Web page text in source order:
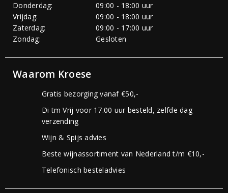
Donderdag:
09:00 - 18:00 uur
Vrijdag:
09:00 - 18:00 uur
Zaterdag:
09:00 - 17:00 uur
Zondag:
Gesloten
Waarom Kroese
Gratis bezorging vanaf €50,-
Di tm Vrij voor 17.00 uur besteld, zelfde dag
verzending
Wijn & Spijs advies
Beste wijnassortiment van Nederland t/m €10,-
Telefonisch besteladvies